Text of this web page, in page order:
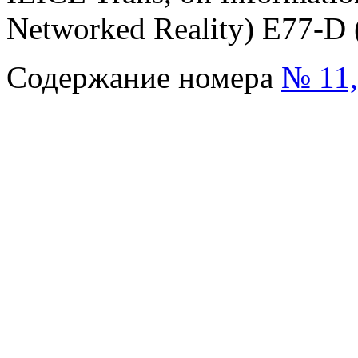
Networked Reality) E77-D
Содержание номера №